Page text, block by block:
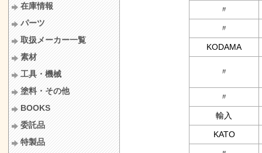
〃
〃
KODAMA
〃
〃
輸入
KATO
在庫情報
パーツ
取扱メーカー一覧
素材
工具・機械
塗料・その他
BOOKS
委託品
特製品